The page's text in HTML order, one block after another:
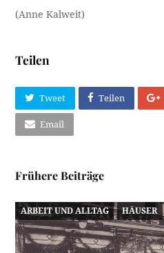
(Anne Kalweit)
Teilen
Tweet Teilen
Email
Frühere Beiträge
ARBEIT UND ALLTAG HÄUSER